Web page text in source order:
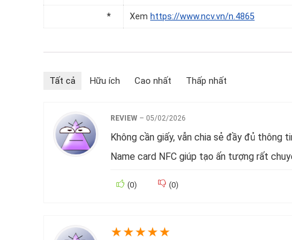
* Xem https://www.ncv.vn/n.4865
Tất cả Hữu ích Cao nhất Thấp nhất
REVIEW – 05/02/2026
Không cần giấy, vẫn chia sẻ đầy đủ thông
Name card NFC giúp tạo ấn tượng rất
(0) (0)
★★★★★